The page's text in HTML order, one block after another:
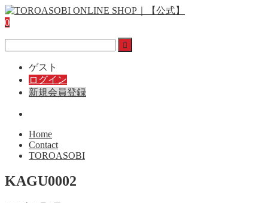
0
ゲスト
ログイン
新規会員登録
Home
Contact
TOROASOBI
KAGU0002